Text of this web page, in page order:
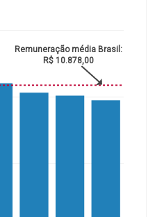
Remuneração média Brasil:
R$ 10.878,00